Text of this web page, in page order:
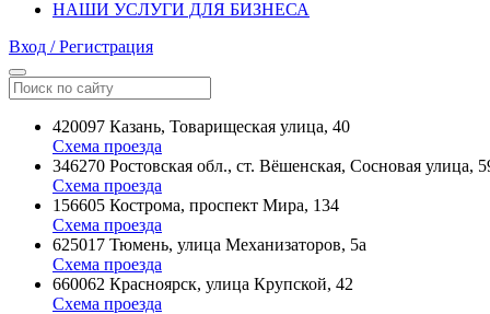
НАШИ УСЛУГИ ДЛЯ БИЗНЕСА
Вход / Регистрация
420097 Казань, Товарищеская улица, 40
Схема проезда
346270 Ростовская обл., ст. Вёшенская, Сосновая улица,
Схема проезда
156605 Кострома, проспект Мира, 134
Схема проезда
625017 Тюмень, улица Механизаторов, 5а
Схема проезда
660062 Красноярск, улица Крупской, 42
Схема проезда